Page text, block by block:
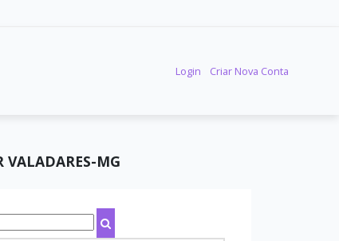
Login Criar Nova Conta
VALADARES-MG